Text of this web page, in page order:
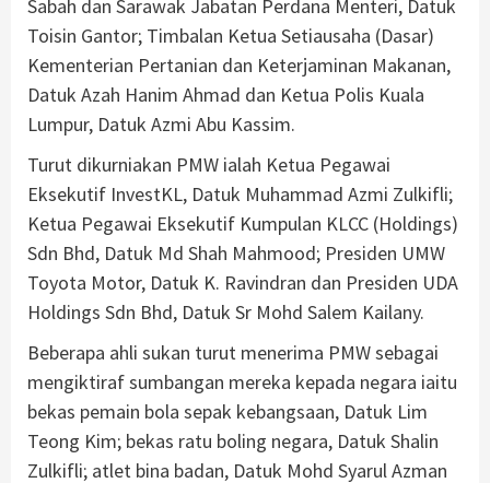
Sabah dan Sarawak Jabatan Perdana Menteri, Datuk
Toisin Gantor; Timbalan Ketua Setiausaha (Dasar)
Kementerian Pertanian dan Keterjaminan Makanan,
Datuk Azah Hanim Ahmad dan Ketua Polis Kuala
Lumpur, Datuk Azmi Abu Kassim.
Turut dikurniakan PMW ialah Ketua Pegawai
Eksekutif InvestKL, Datuk Muhammad Azmi Zulkifli;
Ketua Pegawai Eksekutif Kumpulan KLCC (Holdings)
Sdn Bhd, Datuk Md Shah Mahmood; Presiden UMW
Toyota Motor, Datuk K. Ravindran dan Presiden UDA
Holdings Sdn Bhd, Datuk Sr Mohd Salem Kailany.
Beberapa ahli sukan turut menerima PMW sebagai
mengiktiraf sumbangan mereka kepada negara iaitu
bekas pemain bola sepak kebangsaan, Datuk Lim
Teong Kim; bekas ratu boling negara, Datuk Shalin
Zulkifli; atlet bina badan, Datuk Mohd Syarul Azman